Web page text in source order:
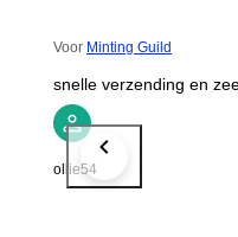
Voor Minting Guild
snelle verzending en
ollie54